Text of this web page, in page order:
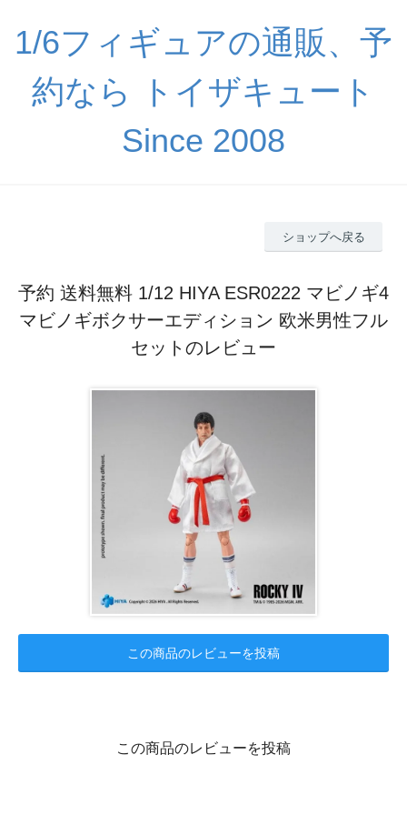
1/6フィギュアの通販、予
約なら トイザキュート
Since 2008
ショップへ戻る
予約 送料無料 1/12 HIYA ESR0222 マビノギ4
マビノギボクサーエディション 欧米男性フル
セットのレビュー
この商品のレビューを投稿
この商品のレビューを投稿